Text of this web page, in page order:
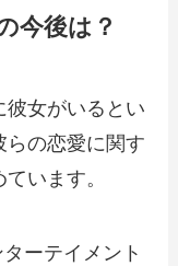
今後は？
彼女がいるとい
らの恋愛に関す
います。
ーテイメント